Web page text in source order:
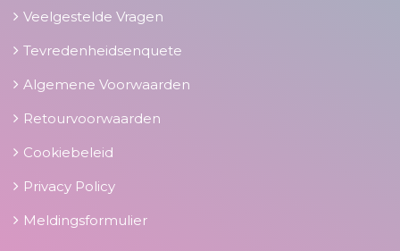
Veelgestelde Vragen
Tevredenheidsenquete
Algemene Voorwaarden
Retourvoorwaarden
Cookiebeleid
Privacy Policy
Meldingsformulier